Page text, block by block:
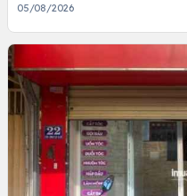
05/08/2026